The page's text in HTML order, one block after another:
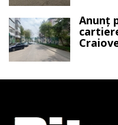
Anunț